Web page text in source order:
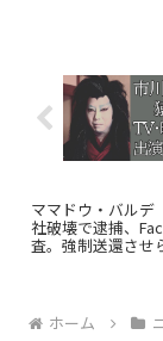
ママドウ・バルデ
社破壊で逮捕、
査。強制送還させ
ホーム